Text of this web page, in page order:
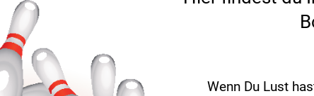
Wenn Du Lust